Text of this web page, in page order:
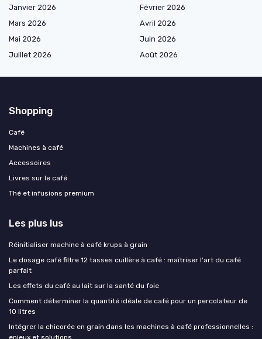
Janvier 2026
Février 2026
Mars 2026
Avril 2026
Mai 2026
Juin 2026
Juillet 2026
Août 2026
Shopping
Café
Machines à café
Accessoires
Livres sur le café
Thé et infusions premium
Les plus lus
Réinitialiser machine à café krups à grain
Le dosage café filtre 12 tasses cuillère à café : maîtriser l'art du café
parfait
Les effets du café au lait sur la santé du foie
Comment déterminer la quantité idéale de café pour un percolateur de
10 litres
Intégrer la chicorée en grain dans les machines à café professionnelles :
enjeux et solutions